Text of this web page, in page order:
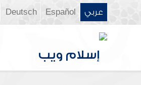
عربي Español
Deutsch